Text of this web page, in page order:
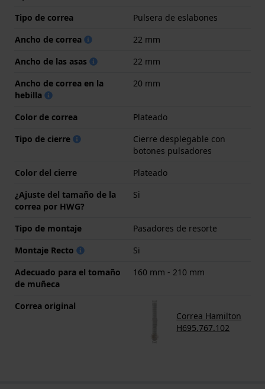
Tipo de correa
Pulsera de eslabones
Ancho de correa
22 mm
Ancho de las asas
22 mm
Ancho de correa en la
hebilla
20 mm
Color de correa
Plateado
Tipo de cierre
Cierre desplegable con
botones pulsadores
Color del cierre
Plateado
¿Ajuste del tamaño de la
correa por HWG?
Si
Tipo de montaje
Pasadores de resorte
Montaje Recto
Si
Adecuado para el tomaño
de muñeca
160 mm - 210 mm
Correa original
Correa Hamilton
H695.767.102